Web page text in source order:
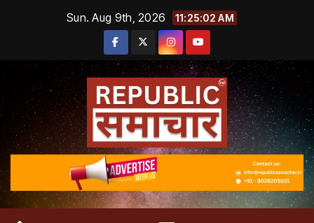
Sun. Aug 9th, 2026 11:25:03 AM